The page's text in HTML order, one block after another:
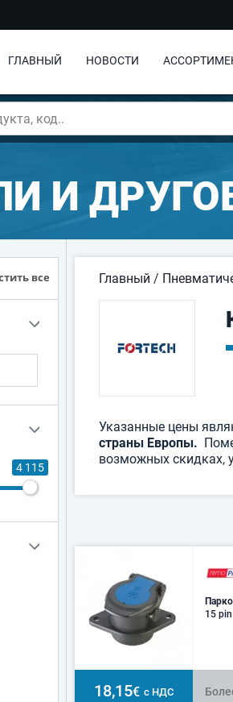
ГЛАВНЫЙ НОВОСТИ
И
все
4 115
Главный /
Указанные цены
страны Европы.
возможных скидках,
15 pin
18,15€ с НДС